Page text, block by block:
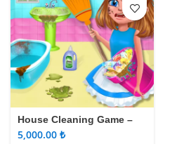
House Cleaning Game –
Ev Temizleme
₺